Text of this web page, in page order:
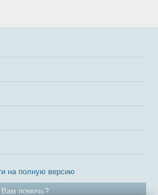
на полную версию
Вам помочь?